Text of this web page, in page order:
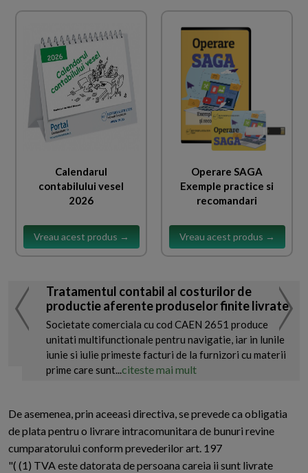
Calendarul
contabilului vesel
2026
Vreau acest produs →
Operare SAGA
Exemple practice si
recomandari
Vreau acest produs →
Tratamentul contabil al costurilor de
productie aferente produselor finite livrate
Societate comerciala cu cod CAEN 2651 produce
unitati multifunctionale pentru navigatie, iar in lunile
iunie si iulie primeste facturi de la furnizori cu materii
prime care sunt...citeste mai mult
De asemenea, prin aceeasi directiva, se prevede ca obligatia
de plata pentru o livrare intracomunitara de bunuri revine
cumparatorului conform prevederilor art. 197
"( (1) TVA este datorata de persoana careia ii sunt livrate